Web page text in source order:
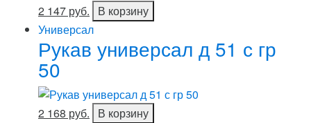
2 147 руб.
В корзину
Универсал
Рукав универсал д 51 с гр
50
2 168 руб.
В корзину